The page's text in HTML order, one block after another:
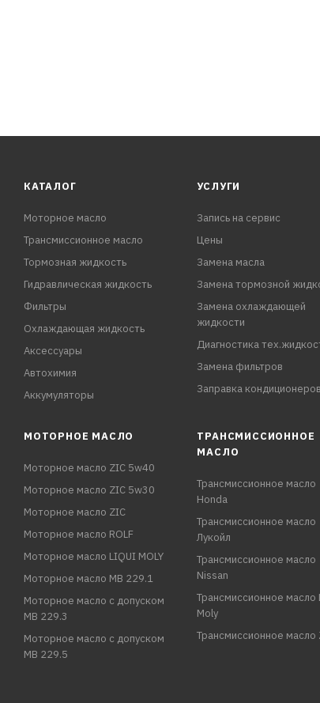
КАТАЛОГ
Моторное масло
Трансмиссионное масло
Тормозная жидкость
Гидравлическая жидкость
Фильтры
Охлаждающая жидкость
Аксессуары
Автохимия
Аккумуляторы
УСЛУГИ
Запись на сервис
Цены
Замена масла
Замена тормозной
Замена охлаждающей
жидкости
Диагностика
Замена фильтров
Заправка кондиционеров
МОТОРНОЕ МАСЛО
Моторное масло ZIC 5w40
Моторное масло ZIC 5w30
Моторное масло ZIC
Моторное масло ROLF
Моторное масло LIQUI MOLY
Моторное масло MB 229.1
Моторное масло с допуском
MB 229.3
Моторное масло с допуском
MB 229.5
ТРАНСМИССИОННОЕ
МАСЛО
Трансмиссионное масло
Honda
Трансмиссионное масло
Лукойл
Трансмиссионное масло
Nissan
Трансмиссионное масло
Moly
Трансмиссионное масло